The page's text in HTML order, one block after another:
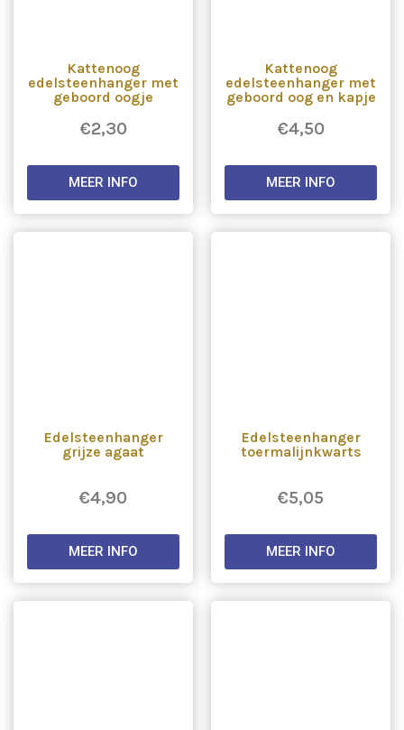
Kattenoog
edelsteenhanger met
geboord oogje
€2,30
MEER INFO
Kattenoog
edelsteenhanger met
geboord oog en kapje
€4,50
MEER INFO
Edelsteenhanger
grijze agaat
€4,90
MEER INFO
Edelsteenhanger
toermalijnkwarts
€5,05
MEER INFO